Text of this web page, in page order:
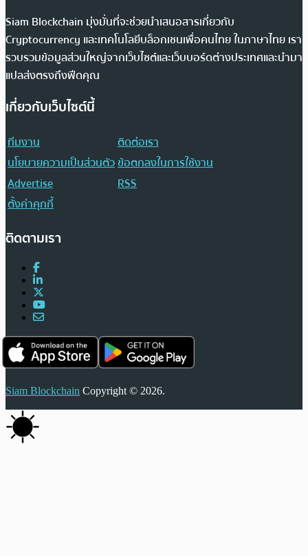
Siam Blockchain มุ่งมั่นที่จะช่วยนำเสนอสารเกี่ยวกับ
Cryptocurrency และเทคโนโลยีบล็อกเชนเพื่อคนไทย ในภาษาไทย เรา
รวบรวมข้อมูลส่วนใหญ่จากเว็บไซต์และเว็บบอร์ดต่างประเทศและนำมา
แปลส่งตรงถึงฟีดคุณ
เกี่ยวกับเว็บไซต์นี้
ทีมงาน
ติดต่อเรา
นโยบายความเป็นส่วนตัวข้อตกลงในการใช้งาน
Advertise
RSS
ตั้งค่าคุกกี้
ติดตามเรา
Siam Blockchain Copyright © 2026.